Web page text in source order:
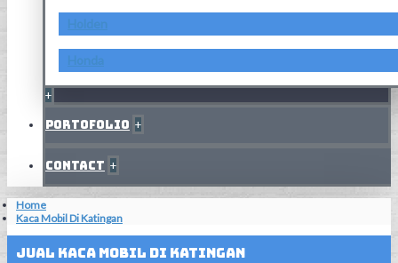
Holden
Honda
+
Portofolio +
Contact +
Home
Kaca Mobil Di Katingan
Jual Kaca Mobil Di Katingan